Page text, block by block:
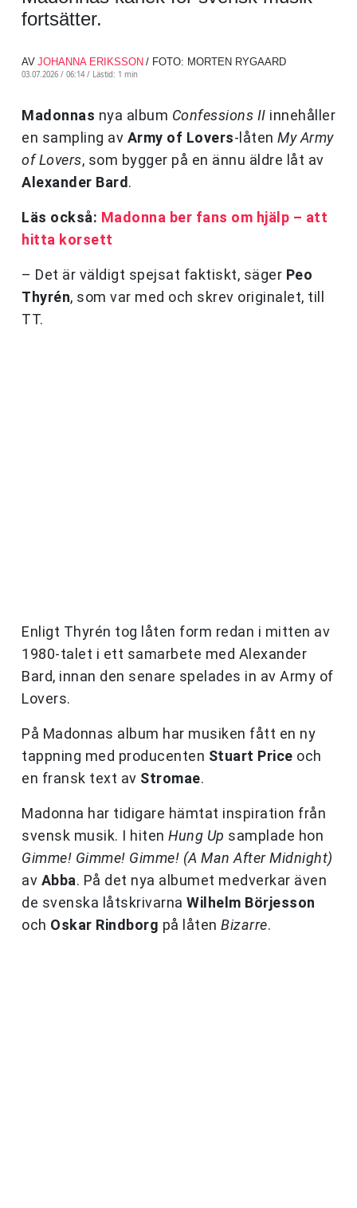
fortsätter.
AV JOHANNA ERIKSSON / FOTO: MORTEN RYGAARD
03.07.2026 / 06:14 / Lästid: 1 min
Madonnas nya album Confessions II innehåller
en sampling av Army of Lovers-låten My Army
of Lovers, som bygger på en ännu äldre låt av
Alexander Bard .
Läs också: Madonna ber fans om hjälp – att
hitta korsett
– Det är väldigt spejsat faktiskt, säger Peo
Thyrén, som var med och skrev originalet, till
TT.
Enligt Thyrén tog låten form redan i mitten av
1980-talet i ett samarbete med Alexander
Bard, innan den senare spelades in av Army of
Lovers.
På Madonnas album har musiken fått en ny
tappning med producenten Stuart Price och
en fransk text av Stromae.
Madonna har tidigare hämtat inspiration från
svensk musik. I hiten Hung Up samplade hon
Gimme! Gimme! Gimme! (A Man After Midnight)
av Abba. På det nya albumet medverkar även
de svenska låtskrivarna Wilhelm Börjesson
och Oskar Rindborg på låten Bizarre.